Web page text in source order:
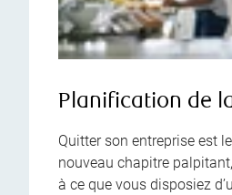
Planification de
Quitter son entreprise est
nouveau chapitre
à ce que vous disposiez